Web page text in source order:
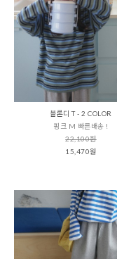
블론디 T - 2 COLOR
핑크 M 빠른배송 !
22,100원
15,470원